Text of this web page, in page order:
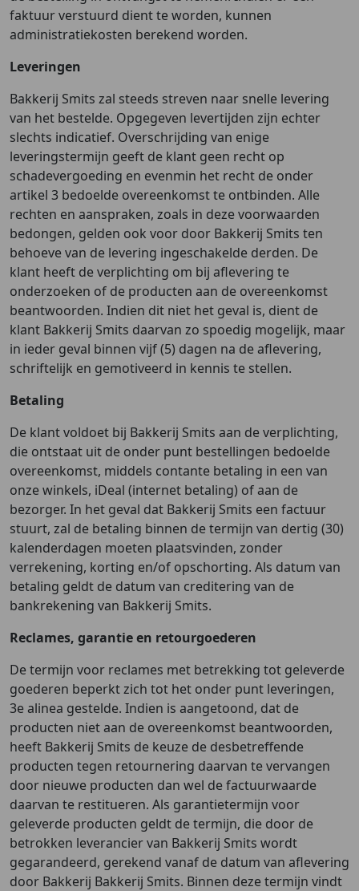
faktuur verstuurd dient te worden, kunnen
administratiekosten berekend worden.
Leveringen
Bakkerij Smits zal steeds streven naar snelle levering
van het bestelde. Opgegeven levertijden zijn echter
slechts indicatief. Overschrijding van enige
leveringstermijn geeft de klant geen recht op
schadevergoeding en evenmin het recht de onder
artikel 3 bedoelde overeenkomst te ontbinden. Alle
rechten en aanspraken, zoals in deze voorwaarden
bedongen, gelden ook voor door Bakkerij Smits ten
behoeve van de levering ingeschakelde derden. De
klant heeft de verplichting om bij aflevering te
onderzoeken of de producten aan de overeenkomst
beantwoorden. Indien dit niet het geval is, dient de
klant Bakkerij Smits daarvan zo spoedig mogelijk, maar
in ieder geval binnen vijf (5) dagen na de aflevering,
schriftelijk en gemotiveerd in kennis te stellen.
Betaling
De klant voldoet bij Bakkerij Smits aan de verplichting,
die ontstaat uit de onder punt bestellingen bedoelde
overeenkomst, middels contante betaling in een van
onze winkels, iDeal (internet betaling) of aan de
bezorger. In het geval dat Bakkerij Smits een factuur
stuurt, zal de betaling binnen de termijn van dertig (30)
kalenderdagen moeten plaatsvinden, zonder
verrekening, korting en/of opschorting. Als datum van
betaling geldt de datum van creditering van de
bankrekening van Bakkerij Smits.
Reclames, garantie en retourgoederen
De termijn voor reclames met betrekking tot geleverde
goederen beperkt zich tot het onder punt leveringen,
3e alinea gestelde. Indien is aangetoond, dat de
producten niet aan de overeenkomst beantwoorden,
heeft Bakkerij Smits de keuze de desbetreffende
producten tegen retournering daarvan te vervangen
door nieuwe producten dan wel de factuurwaarde
daarvan te restitueren. Als garantietermijn voor
geleverde producten geldt de termijn, die door de
betrokken leverancier van Bakkerij Smits wordt
gegarandeerd, gerekend vanaf de datum van aflevering
door Bakkerij Bakkerij Smits. Binnen deze termijn vindt